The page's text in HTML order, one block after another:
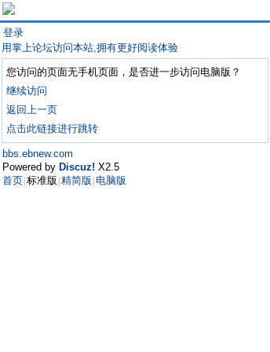
登录
用掌上论坛访问本站,拥有更好阅读体验
您访问的页面无手机页面，是否进一步访问电脑版？
继续访问
返回上一页
点击此链接进行跳转
bbs.ebnew.com
Powered by Discuz! X2.5
首页 标准版 精简版 电脑版